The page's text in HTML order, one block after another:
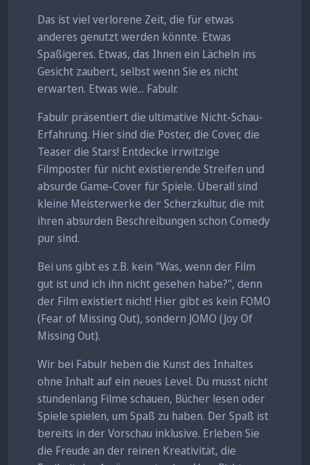
Das ist viel verlorene Zeit, die für etwas
anderes genutzt werden könnte. Etwas
Spaßigeres. Etwas, das Ihnen ein Lächeln ins
Gesicht zaubert, selbst wenn Sie es nicht
erwarten. Etwas wie... Fabulr.
Fabulr präsentiert die ultimative Nicht-Schau-
Erfahrung. Hier sind die Poster, die Cover, die
Teaser die Stars! Entdecke irrwitzige
Filmposter für nicht existierende Streifen und
absurde Game-Cover für Spiele. Überall sind
kleine Meisterwerke der Scherzkultur, die mit
ihren absurden Beschreibungen schon Comedy
pur sind.
Bei uns gibt es z.B. kein "Was, wenn der Film
gut ist und ich ihn nicht gesehen habe?", denn
der Film existiert nicht! Hier gibt es kein FOMO
(Fear of Missing Out), sondern JOMO (Joy Of
Missing Out).
Wir bei Fabulr heben die Kunst des Inhaltes
ohne Inhalt auf ein neues Level. Du musst nicht
stundenlang Filme schauen, Bücher lesen oder
Spiele spielen, um Spaß zu haben. Der Spaß ist
bereits in der Vorschau inklusive. Erleben Sie
die Freude an der reinen Kreativität, die